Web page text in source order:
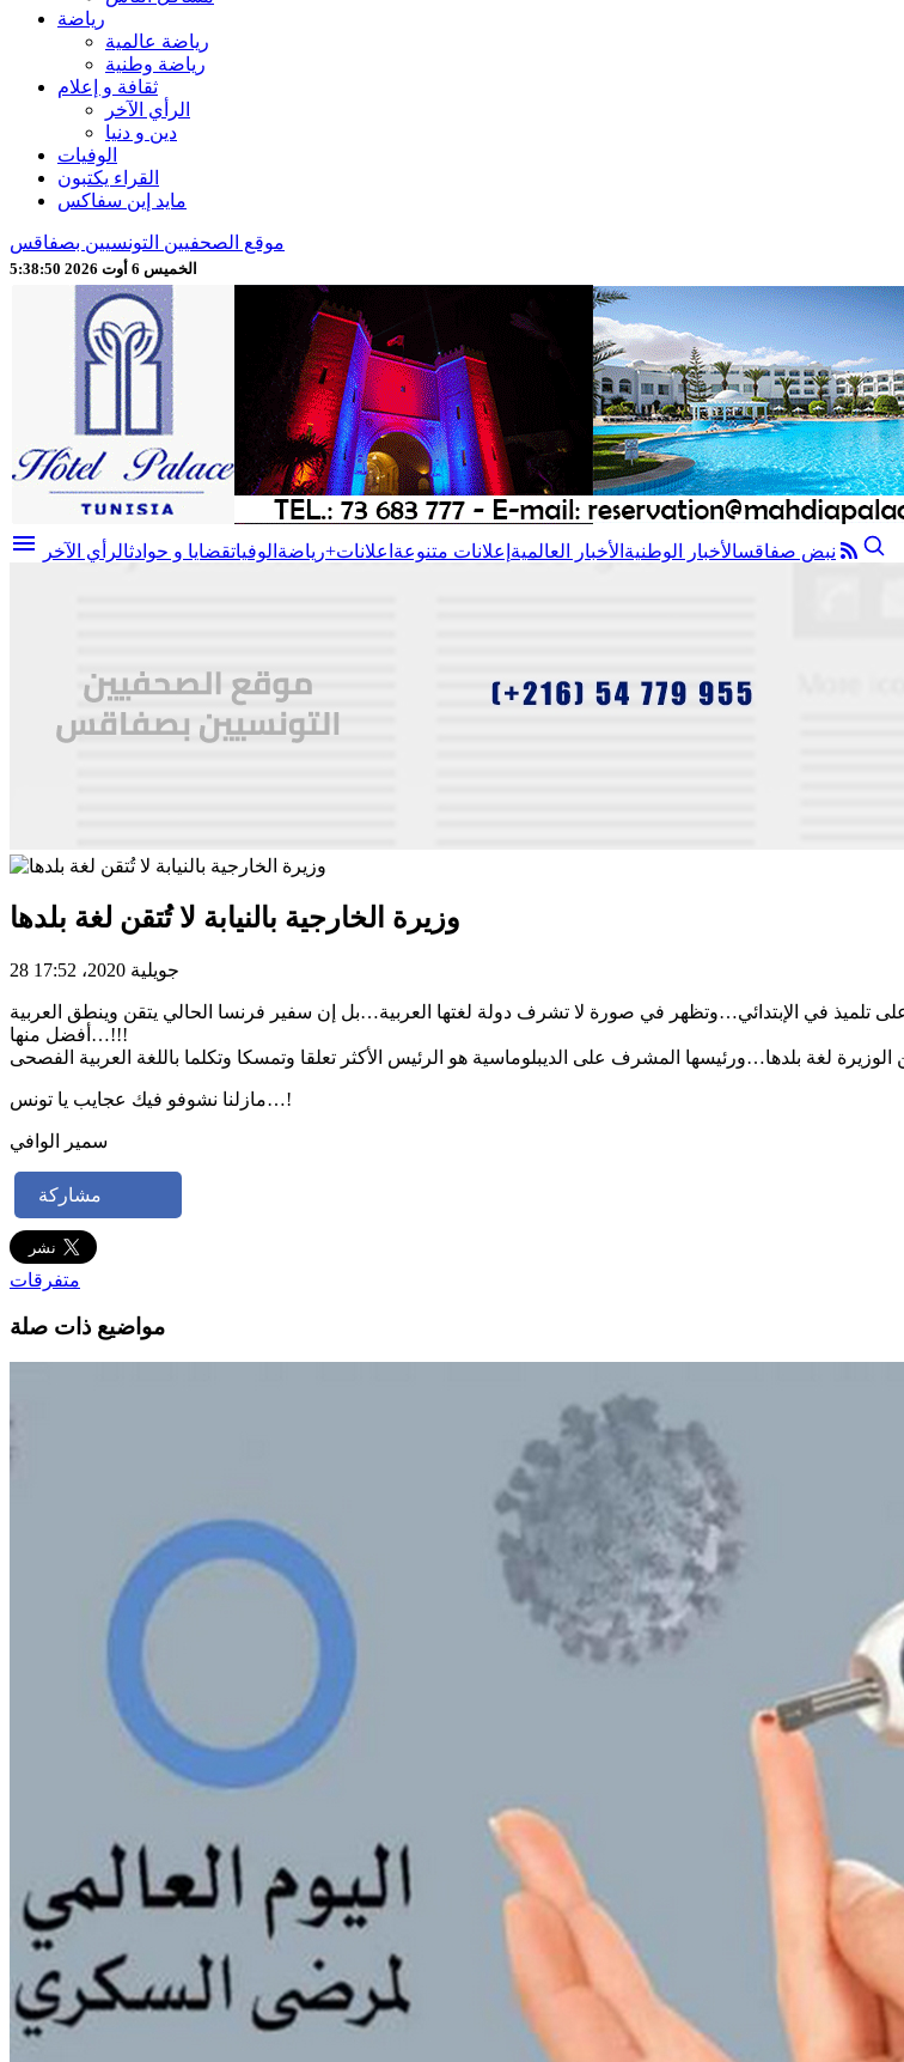
رياضة
رياضة عالمية
رياضة وطنية
ثقافة و إعلام
الرأي الآخر
دين و دنيا
الوفيات
القراء يكتبون
مايد إين سفاكس
موقع الصحفيين التونسيين بصفاقس
الخميس 6 أوت 2026 5:38:51
menu نبض صفاقسالأخبار الوطنية الأخبار العالمية إعلانات متنوعة اعلانات+رياضة الوفياتقضايا و حوادثالرأي الآخر
وزيرة الخارجية بالنيابة لا تُتقن لغة بلدها
28 جويلية 2020، 17:52
على تلميذ في الإبتدائي…وتظهر في صورة لا تشرف دولة لغتها العربية…بل إن سفير فرنسا الحالي يتقن وينطق العربية
أفضل منها…!!!
مازلنا نشوفو فيك عجايب يا تونس…!
سمير الوافي
مشاركة
متفرقات
مواضيع ذات صلة